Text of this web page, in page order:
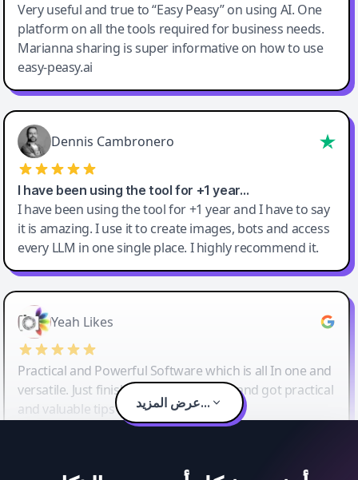
Very useful and true to “Easy Peasy” on using AI. One
platform on all the tools required for business needs.
Marianna sharing is super informative on how to use
easy-peasy.ai
Dennis Cambronero
I have been using the tool for +1 year…
I have been using the tool for +1 year and I have to say
it is amazing. I use it to create images, bots and access
every LLM in one single place. I highly recommend it.
Yeah Likes
Practical and Powerful Software which is all In one and
versatile. Just finished their workshop and got practical
and valuable tips and tricks.
عرض المزيد...